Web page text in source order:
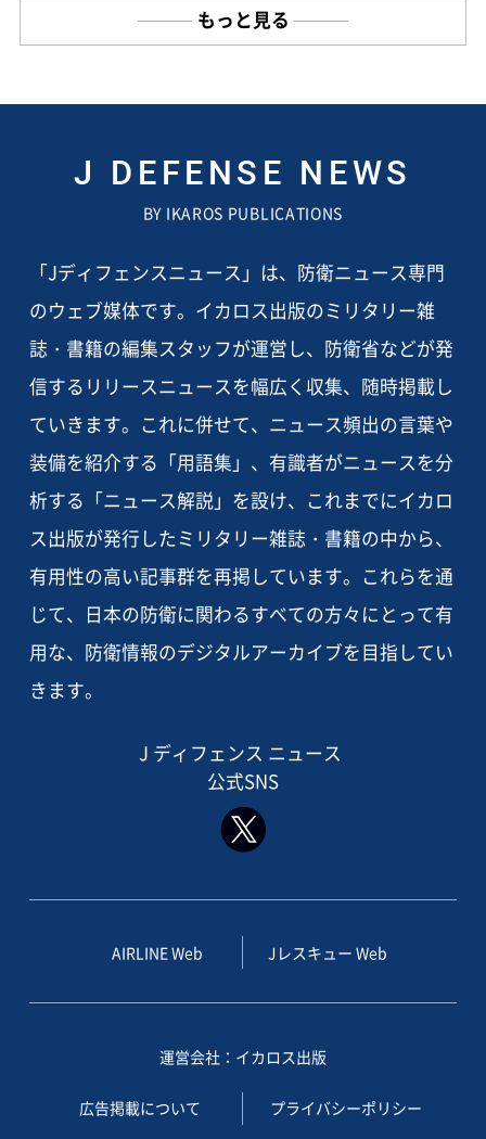
もっと見る
J DEFENSE NEWS
BY IKAROS PUBLICATIONS
「Jディフェンスニュース」は、防衛ニュース専門
のウェブ媒体です。イカロス出版のミリタリー雑
誌・書籍の編集スタッフが運営し、防衛省などが発
信するリリースニュースを幅広く収集、随時掲載し
ていきます。これに併せて、ニュース頻出の言葉や
装備を紹介する「用語集」、有識者がニュースを分
析する「ニュース解説」を設け、これまでにイカロ
ス出版が発行したミリタリー雑誌・書籍の中から、
有用性の高い記事群を再掲しています。これらを通
じて、日本の防衛に関わるすべての方々にとって有
用な、防衛情報のデジタルアーカイブを目指してい
きます。
J ディフェンス ニュース
公式SNS
AIRLINE Web Jレスキュー Web
運営会社：イカロス出版
広告掲載について プライバシーポリシー